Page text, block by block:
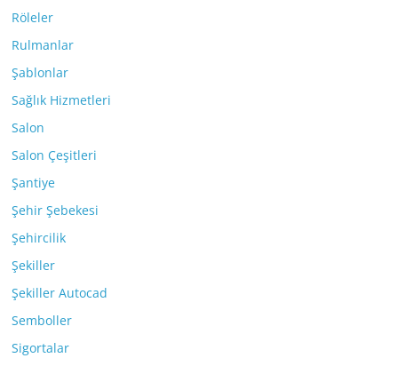
Röleler
Rulmanlar
Şablonlar
Sağlık Hizmetleri
Salon
Salon Çeşitleri
Şantiye
Şehir Şebekesi
Şehircilik
Şekiller
Şekiller Autocad
Semboller
Sigortalar